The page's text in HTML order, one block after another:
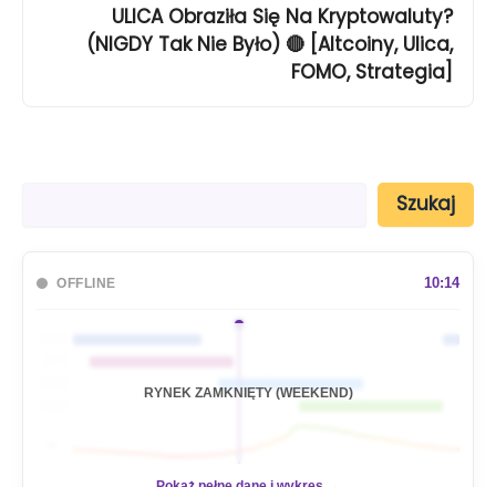
ULICA Obraziła Się Na Kryptowaluty?
(NIGDY Tak Nie Było) 🔴 [Altcoiny, Ulica,
FOMO, Strategia]
Szukaj
OFFLINE 10:14
RYNEK ZAMKNIĘTY (WEEKEND)